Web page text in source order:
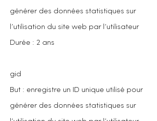
générer des données statistiques sur
l’utilisation du site web par l’utilisateur
Durée : 2 ans
gid
But : enregistre un ID unique utilisé pour
générer des données statistiques sur